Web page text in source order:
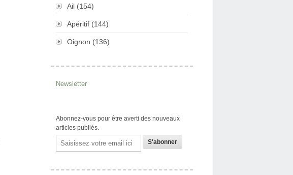
Ail (154)
Apéritif (144)
Oignon (136)
Newsletter
Abonnez-vous pour être averti des nouveaux
articles publiés.
Email